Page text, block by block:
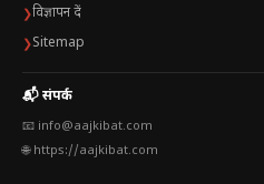
❯विज्ञापन दें
❯Sitemap
📬 संपर्क
📧 info@aajkibat.com
🌐 https://aajkibat.com